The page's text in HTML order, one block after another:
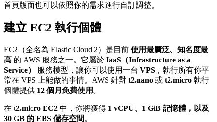
首頁版面也可以依照你的需求進行自訂調整。
建立 EC2 執行個體
EC2（全名為 Elastic Cloud 2）是目前 使用最廣泛、知名度最
高 的 AWS 服務之一。它屬於 IaaS（Infrastructure as a
Service）
服務模型，讓你可以使用一台 VPS ，執行所有你平
常在 VPS 上能做的事情。AWS 針對 t2.nano 或 t2.micro 執行
個體提供 12 個月免費使用 。
在 t2.micro EC2 中，你將獲得 1 vCPU、1 GiB 記憶體，以及
30 GB 的 EBS 儲存空間 。